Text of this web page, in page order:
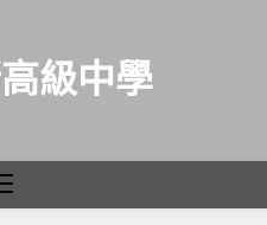
級中學